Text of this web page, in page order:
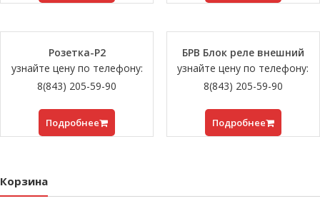
Розетка-Р2
узнайте цену по телефону:
8(843) 205-59-90
Подробнее
БРВ Блок реле внешний
узнайте цену по телефону:
8(843) 205-59-90
Подробнее
Корзина